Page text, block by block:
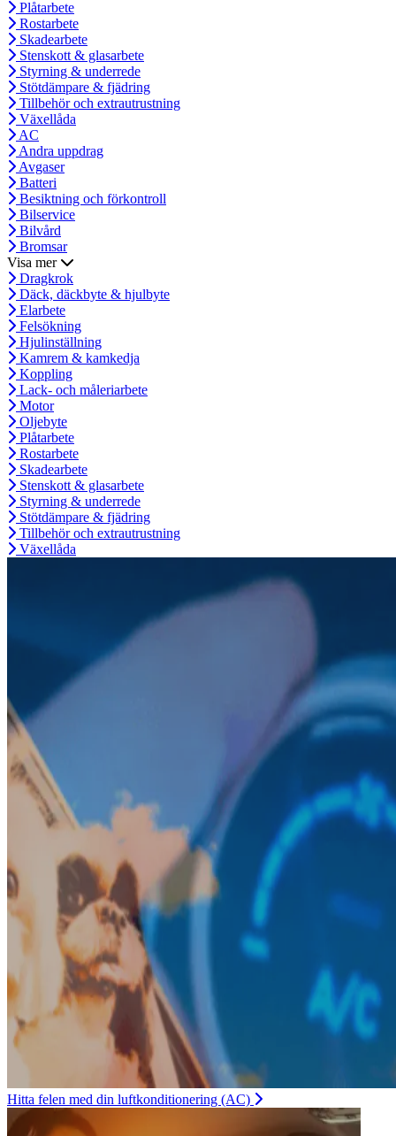
Plåtarbete
Rostarbete
Skadearbete
Stenskott & glasarbete
Styrning & underrede
Stötdämpare & fjädring
Tillbehör och extrautrustning
Växellåda
AC
Andra uppdrag
Avgaser
Batteri
Besiktning och förkontroll
Bilservice
Bilvård
Bromsar
Visa mer
Dragkrok
Däck, däckbyte & hjulbyte
Elarbete
Felsökning
Hjulinställning
Kamrem & kamkedja
Koppling
Lack- och måleriarbete
Motor
Oljebyte
Plåtarbete
Rostarbete
Skadearbete
Stenskott & glasarbete
Styrning & underrede
Stötdämpare & fjädring
Tillbehör och extrautrustning
Växellåda
Hitta felen med din luftkonditionering (AC)